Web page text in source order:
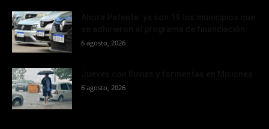
6 agosto, 2026
6 agosto, 2026